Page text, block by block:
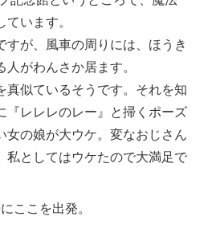
います。
すが、風車の周りには、ほうき
がわんさか居ます。
真似ているそうです。それを知
『レレレのレー』と掃くポーズ
女の娘が大ウケ。変なおじさん
私としてはウケたので大満足で
ここを出発。